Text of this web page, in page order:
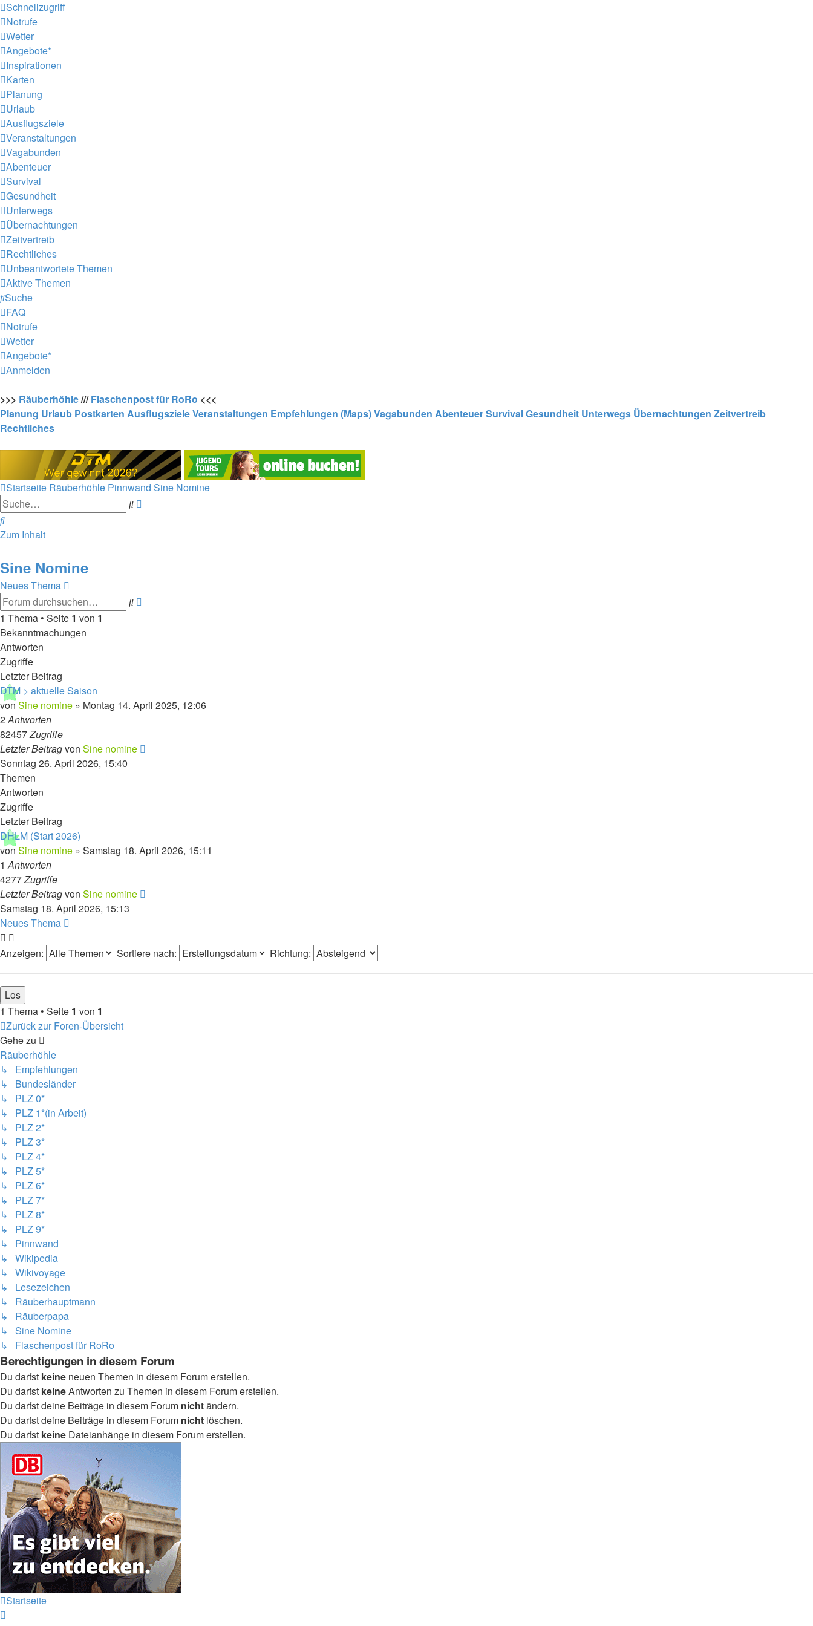
Schnellzugriff
Notrufe
Wetter
Angebote*
Inspirationen
Karten
Planung
Urlaub
Ausflugsziele
Veranstaltungen
Vagabunden
Abenteuer
Survival
Gesundheit
Unterwegs
Übernachtungen
Zeitvertreib
Rechtliches
Unbeantwortete Themen
Aktive Themen
Suche
FAQ
Notrufe
Wetter
Angebote*
Anmelden
>>> Räuberhöhle///Flaschenpost für RoRo <<<
Planung Urlaub Postkarten AusflugszieleVeranstaltungen Empfehlungen (Maps)Vagabunden AbenteuerSurvivalGesundheit Unterwegs Übernachtungen Zeitvertreib
Rechtliches
Startseite Räuberhöhle Pinnwand Sine Nomine
Suche
Suche
Zum Inhalt
Sine Nomine
Neues Thema
Suche
1 Thema • Seite 1 von 1
Bekanntmachungen
Antworten
Zugriffe
Letzter Beitrag
DTM > aktuelle Saison
vonSine nomine » Montag 14. April 2025, 12:06
2Antworten
82457Zugriffe
Letzter Beitragvon Sine nomine
Sonntag 26. April 2026, 15:40
Themen
Antworten
Zugriffe
Letzter Beitrag
DHLM (Start 2026)
vonSine nomine » Samstag 18. April 2026, 15:11
1Antworten
4277Zugriffe
Letzter Beitragvon Sine nomine
Samstag 18. April 2026, 15:13
Neues Thema
Anzeigen: Sortiere nach: Richtung:
1 Thema • Seite 1 von 1
Zurück zur Foren-Übersicht
Gehe zu
Räuberhöhle
↳ Empfehlungen
↳ Bundesländer
↳ PLZ 0*
↳ PLZ 1*(in Arbeit)
↳ PLZ 2*
↳ PLZ 3*
↳ PLZ 4*
↳ PLZ 5*
↳ PLZ 6*
↳ PLZ 7*
↳ PLZ 8*
↳ PLZ 9*
↳ Pinnwand
↳ Wikipedia
↳ Wikivoyage
↳ Lesezeichen
↳ Räuberhauptmann
↳ Räuberpapa
↳ Sine Nomine
↳ Flaschenpost für RoRo
Berechtigungen in diesem Forum
Du darfst keine neuen Themen in diesem Forum erstellen.
Du darfst keineAntworten zu Themen in diesem Forum erstellen.
Du darfst deine Beiträge in diesem Forum nichtändern.
Du darfst deine Beiträge in diesem Forum nicht löschen.
Du darfst keine Dateianhänge in diesem Forum erstellen.
Startseite